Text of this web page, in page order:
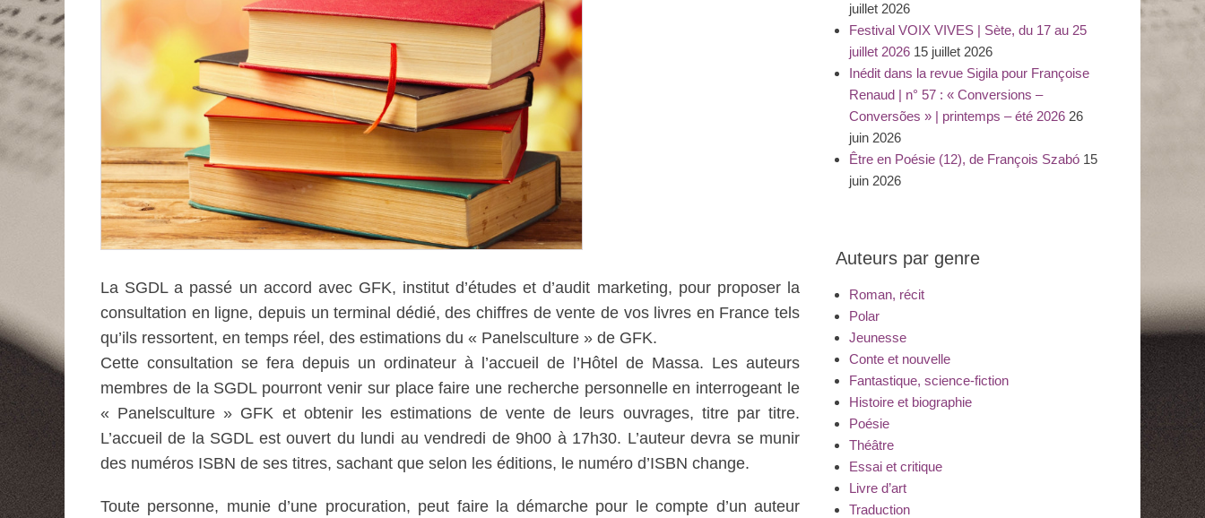
La SGDL a passé un accord avec GFK, institut d’études et d’audit marketing, pour proposer la
consultation en ligne, depuis un terminal dédié, des chiffres de vente de vos livres en France tels
qu’ils ressortent, en temps réel, des estimations du « Panelsculture » de GFK.
Cette consultation se fera depuis un ordinateur à l’accueil de l’Hôtel de Massa. Les auteurs
membres de la SGDL pourront venir sur place faire une recherche personnelle en interrogeant le
« Panelsculture » GFK et obtenir les estimations de vente de leurs ouvrages, titre par titre.
L’accueil de la SGDL est ouvert du lundi au vendredi de 9h00 à 17h30. L’auteur devra se munir
des numéros ISBN de ses titres, sachant que selon les éditions, le numéro d’ISBN change.
Toute personne, munie d’une procuration, peut faire la démarche pour le compte d’un auteur
juillet 2026
Festival VOIX VIVES | Sète, du 17 au 25
juillet 2026 15 juillet 2026
Inédit dans la revue Sigila pour Françoise
Renaud | n° 57 : « Conversions –
Conversões » | printemps – été 2026 26
juin 2026
Être en Poésie (12), de François Szabó 15
juin 2026
Auteurs par genre
Roman, récit
Polar
Jeunesse
Conte et nouvelle
Fantastique, science-fiction
Histoire et biographie
Poésie
Théâtre
Essai et critique
Livre d’art
Traduction